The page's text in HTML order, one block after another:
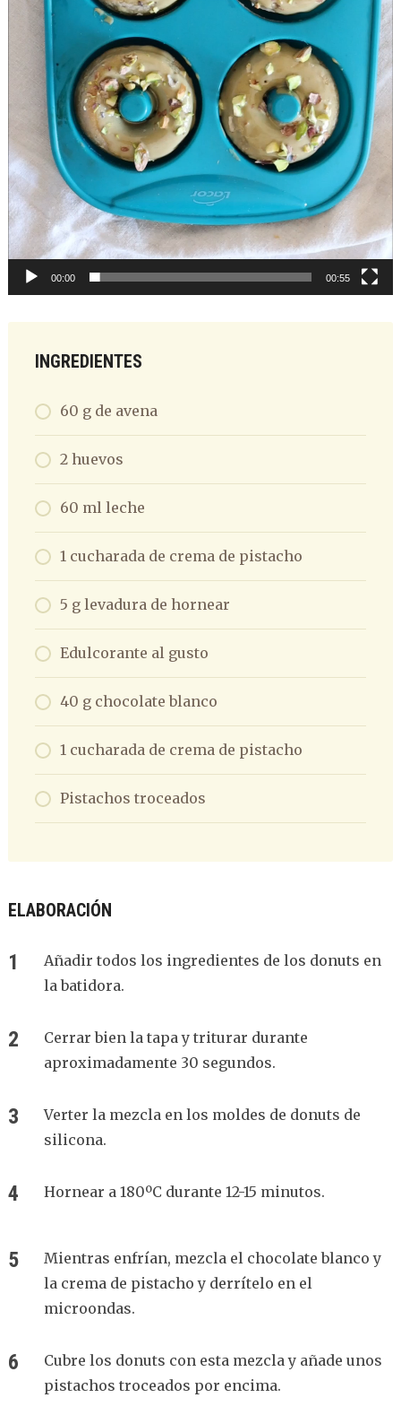
00:00 00:55
INGREDIENTES
60 g de avena
2 huevos
60 ml leche
1 cucharada de crema de pistacho
5 g levadura de hornear
Edulcorante al gusto
40 g chocolate blanco
1 cucharada de crema de pistacho
Pistachos troceados
ELABORACIÓN
Añadir todos los ingredientes de los donuts en
la batidora.
Cerrar bien la tapa y triturar durante
aproximadamente 30 segundos.
Verter la mezcla en los moldes de donuts de
silicona.
Hornear a 180ºC durante 12-15 minutos.
Mientras enfrían, mezcla el chocolate blanco y
la crema de pistacho y derrítelo en el
microondas.
Cubre los donuts con esta mezcla y añade unos
pistachos troceados por encima.